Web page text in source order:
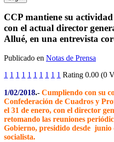
CCP mantiene su
con el actual director
Allué, en una entrevista
Publicado en Notas de Prensa
1 1 1 1 1 1 1 1 1 1 Rating 0.00 (0
1/02/2018.- Cumpliendo con su
Confederación de Cuadros y
el 31 de enero, con el director
retomando las reuniones
Gobierno, presidido desde junio
socialista.